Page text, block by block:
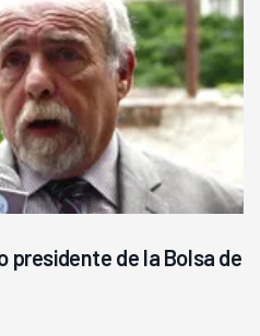
presidente de la Bolsa de